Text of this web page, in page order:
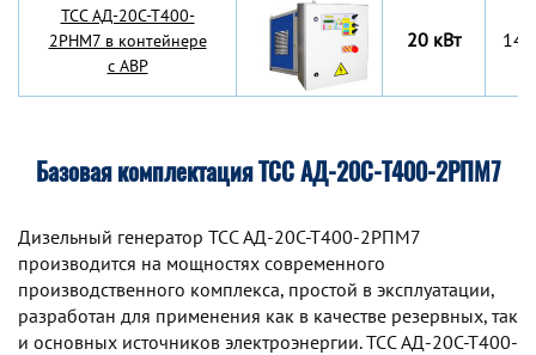
TCC АД-20С-Т400-
2РНМ7 в контейнере
с АВР
20 кВт
Базовая комплектация ТСС АД-20С-Т400-2РПМ7
Дизельный генератор TCC АД-20С-Т400-2РПМ7
производится на мощностях современного
производственного комплекса, простой в эксплуатации,
разработан для применения как в качестве резервных, так
и основных источников электроэнергии. TCC АД-20С-Т400-